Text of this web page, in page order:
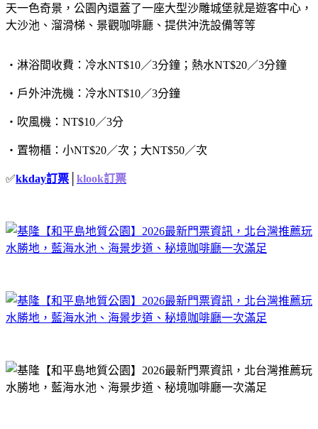
天一色奇景，公園內還蓋了一座大型沙雕城堡就是遊客中心，
大沙池、溜滑梯、景觀咖啡廳、提供沖洗設備等等
‧淋浴間收費：冷水NT$10／3分鐘；熱水NT$20／3分鐘
‧戶外沖洗機：冷水NT$10／3分鐘
‧吹風機：NT$10／3分
‧置物櫃：小NT$20／次；大NT$50／次
✅kkday訂票 klook訂票